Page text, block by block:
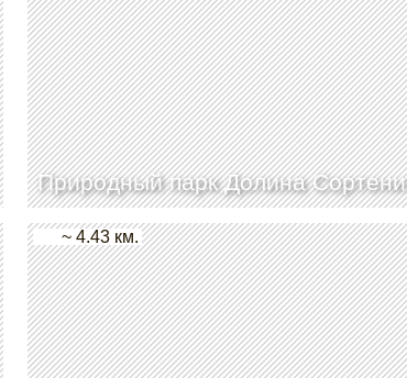
Природный парк Долина Сортени
~ 4.43 км.